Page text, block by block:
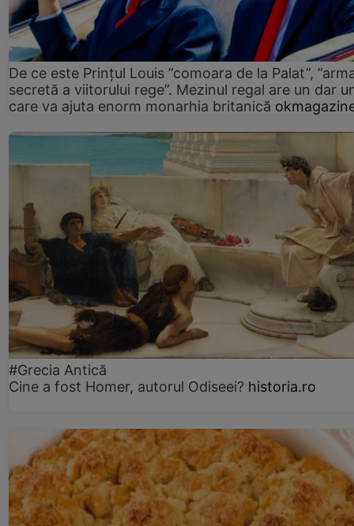
De ce este Prințul Louis ”comoara de la Palat”,
secretă a viitorului rege”. Mezinul regal are un dar
care va ajuta enorm monarhia britanică
#Grecia Antică
Cine a fost Homer, autorul Odiseei? historia.ro